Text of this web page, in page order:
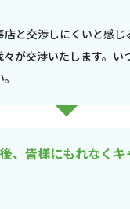
店と交渉しにくいと感じ
々が交渉いたします。い
、皆様にもれなくキ